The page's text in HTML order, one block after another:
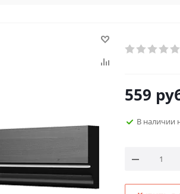
559
В наличии